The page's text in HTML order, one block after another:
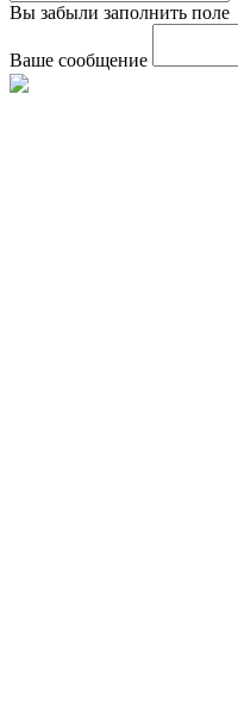
Вы забыли заполнить поле
Ваше сообщение